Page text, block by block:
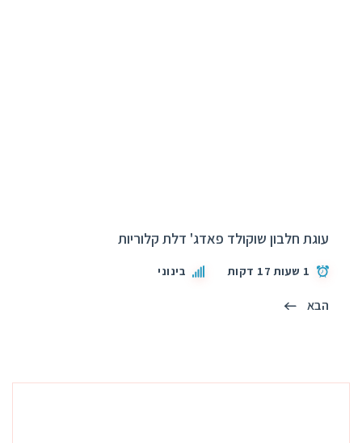
עוגת חלבון שוקולד פאדג' דלת קלוריות
1 שעות 17 דקות בינוני
הבא